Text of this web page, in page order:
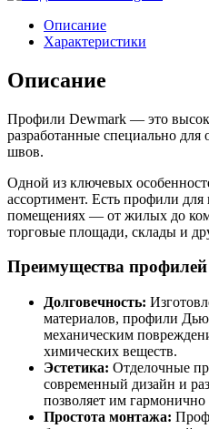
Описание
Характеристики
Описание
Профили Dewmark — это
разработанные специально
швов.
Одной из ключевых
ассортимент. Есть профили
помещениях — от жилых до
торговые площади, склады и
Преимущества
Долговечность:
материалов, профили
механическим
химических веществ.
Эстетика: Отделочные
современный дизайн и
позволяет им
Простота монтажа: